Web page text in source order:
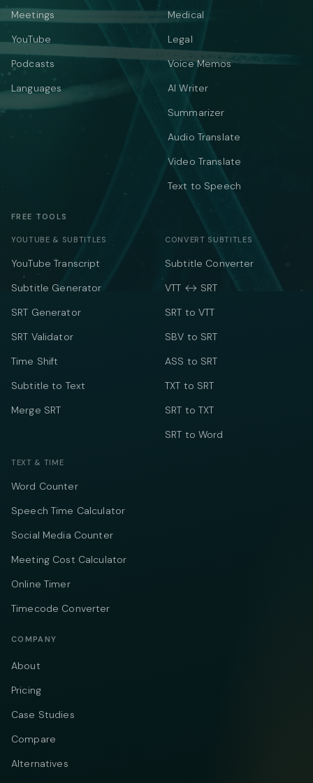
Meetings
YouTube
Podcasts
Languages
Medical
Legal
Voice Memos
AI Writer
Summarizer
Audio Translate
Video Translate
Text to Speech
FREE TOOLS
YOUTUBE & SUBTITLES
YouTube Transcript
Subtitle Generator
SRT Generator
SRT Validator
Time Shift
Subtitle to Text
Merge SRT
CONVERT SUBTITLES
Subtitle Converter
VTT ↔ SRT
SRT to VTT
SBV to SRT
ASS to SRT
TXT to SRT
SRT to TXT
SRT to Word
TEXT & TIME
Word Counter
Speech Time Calculator
Social Media Counter
Meeting Cost Calculator
Online Timer
Timecode Converter
COMPANY
About
Pricing
Case Studies
Compare
Alternatives